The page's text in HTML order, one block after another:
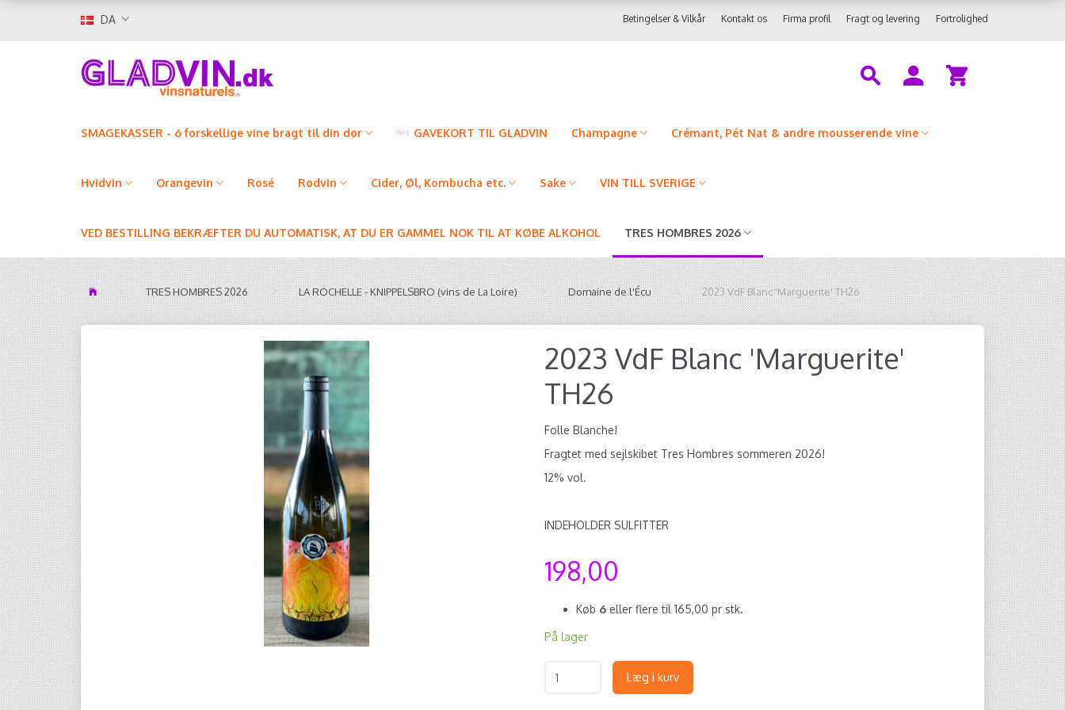
DA Fortrolighed
Fragt og levering
Firma profil
Kontakt os
Betingelser & Vilkår
SMAGEKASSER - 6 forskellige vine bragt til din dør GAVEKORT TIL GLADVIN Champagne Crémant, Pét Nat & andre mousserende vine
Hvidvin Orangevin Rosé Rødvin Cider, Øl, Kombucha etc. Sake VIN TILL SVERIGE
VED BESTILLING BEKRÆFTER DU AUTOMATISK, AT DU ER GAMMEL NOK TIL AT KØBE ALKOHOL TRES HOMBRES 2026
TRES HOMBRES 2026 LA ROCHELLE - KNIPPELSBRO (vins de La Loire) Domaine de l'Écu 2023 VdF Blanc 'Marguerite' TH26
2023 VdF Blanc 'Marguerite'
TH26
Folle Blanche!
Fragtet med sejlskibet Tres Hombres sommeren 2026!
12% vol.
INDEHOLDER SULFITTER
198,00
Køb 6 eller flere til 165,00 pr stk.
På lager
Læg i kurv